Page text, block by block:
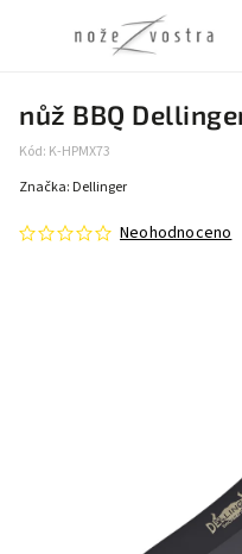
nůž BBQ
Kód: K-HPMX73
Neohodnoceno
Značka: Dellinger